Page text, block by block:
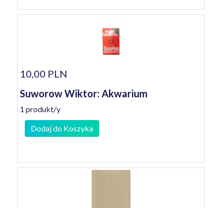
10,00 PLN
Suworow Wiktor: Akwarium
1 produkt/y
Dodaj do Koszyka